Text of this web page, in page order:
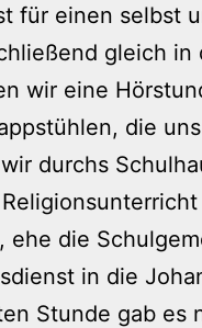
für einen selbst
gleich in
wir eine
die
durchs
ehe die
in die
Stunde gab es